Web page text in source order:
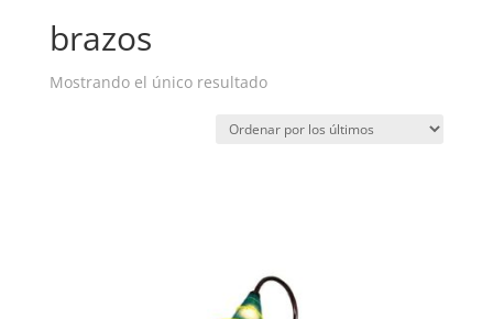
brazos
Mostrando el único resultado